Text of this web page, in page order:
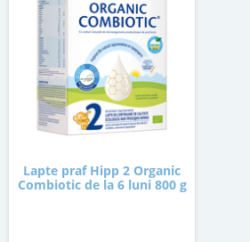
Lapte praf Hipp 2 Organic
Combiotic de la 6 luni 800 g